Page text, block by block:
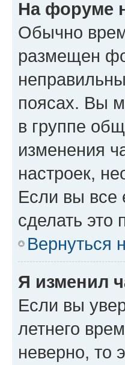
На форуме
Обычно
размещен
поясах. Вы
в группе
изменения
настроек,
Если вы все
сделать это
Вернуться
Я изменил
Если вы
летнего
неверно, то